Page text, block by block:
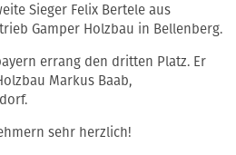
Sieger Felix Bertele aus
Gamper Holzbau in Bellenberg.
errang den dritten Platz. Er
Markus Baab,
sehr herzlich!